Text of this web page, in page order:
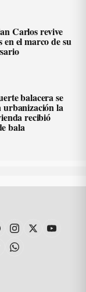
Carlos revive
en el marco de su
balacera se
urbanización la
recibió
bala